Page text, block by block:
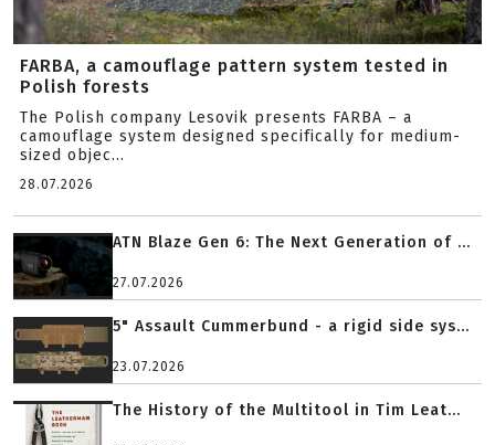
FARBA, a camouflage pattern system tested in
Polish forests
The Polish company Lesovik presents FARBA – a
camouflage system designed specifically for medium-
sized objec...
28.07.2026
ATN Blaze Gen 6: The Next Generation of ...
27.07.2026
5" Assault Cummerbund - a rigid side sys...
23.07.2026
The History of the Multitool in Tim Leat...